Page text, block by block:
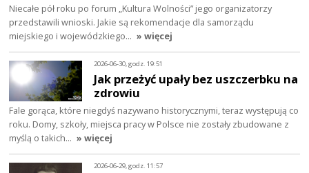
Niecałe pół roku po forum „Kultura Wolności” jego organizatorzy
przedstawili wnioski. Jakie są rekomendacje dla samorządu
miejskiego i wojewódzkiego… » więcej
2026-06-30, godz. 19:51
Jak przeżyć upały bez uszczerbku na
zdrowiu
Fale gorąca, które niegdyś nazywano historycznymi, teraz występują co
roku. Domy, szkoły, miejsca pracy w Polsce nie zostały zbudowane z
myślą o takich… » więcej
2026-06-29, godz. 11:57